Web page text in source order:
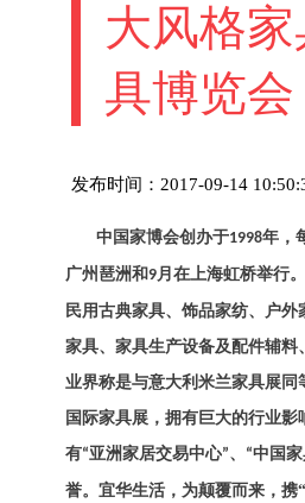
大风格
具博览会
发布时间：2017-09-14
中国家博会创办于1998年，
广州琶洲和9月在上海虹桥举行。
民用古典家具、饰品家纺、户
家具、家具生产设备及配件辅料
业界称是与意大利米兰家具展同
国际家具展，拥有巨大的行业影
有“亚洲家居交易中心”、 “中国
誉。 宜华生活，为颠覆而来，携